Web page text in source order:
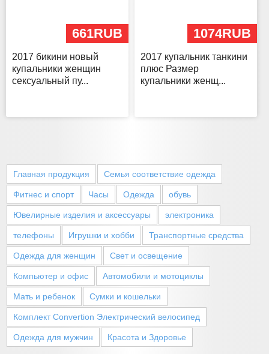
661RUB
2017 бикини новый
купальники женщин
сексуальный пу...
1074RUB
2017 купальник танкини
плюс Размер
купальники женщ...
Главная продукция Семья соответствие одежда
Фитнес и спорт Часы Одежда обувь
Ювелирные изделия и аксессуары электроника
телефоны Игрушки и хобби Транспортные средства
Одежда для женщин Свет и освещение
Компьютер и офис Автомобили и мотоциклы
Мать и ребенок Сумки и кошельки
Комплект Convertion Электрический велосипед
Одежда для мужчин Красота и Здоровье